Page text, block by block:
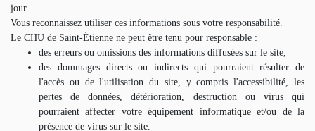
jour.
Vous reconnaissez utiliser ces informations sous votre responsabilité.
Le CHU de Saint-Étienne ne peut être tenu pour responsable :
des erreurs ou omissions des informations diffusées sur le site,
des dommages directs ou indirects qui pourraient résulter de
l'accès ou de l'utilisation du site, y compris l'accessibilité, les
pertes de données, détérioration, destruction ou virus qui
pourraient affecter votre équipement informatique et/ou de la
présence de virus sur le site.